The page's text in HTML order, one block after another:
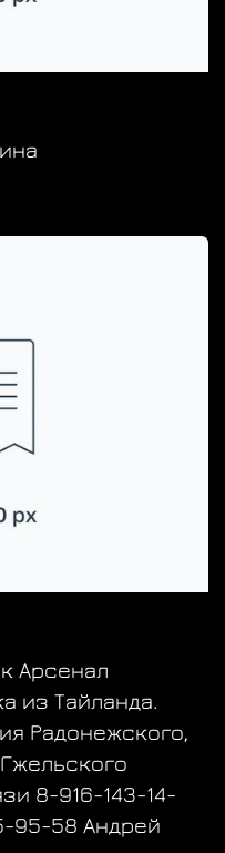
Арсенал
из Тайланда.
Радонежского,
8-916-143-14-
95-58 Андрей